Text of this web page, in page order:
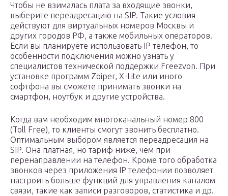
Чтобы не взималась плата за входящие звонки,
выберите переадресацию на SIP. Такие условия
действуют для виртуальных номеров Москвы и
других городов РФ, а также мобильных операторов.
Если вы планируете использовать IP телефон, то
особенности подключения можно узнать у
специалистов технической поддержки Freezvon. При
установке программ Zoiper, X-Lite или иного
софтфона вы сможете принимать звонки на
смартфон, ноутбук и другие устройства.
Когда вам необходим многоканальный номер 800
(Toll Free), то клиенты смогут звонить бесплатно.
Оптимальным выбором является переадресация на
SIP. Она платная, но тариф ниже, чем при
перенаправлении на телефон. Кроме того обработка
звонков через приложения IP телефонии позволяет
настроить больше функций для управления каналом
связи, такие как записи разговоров, статистика и др.